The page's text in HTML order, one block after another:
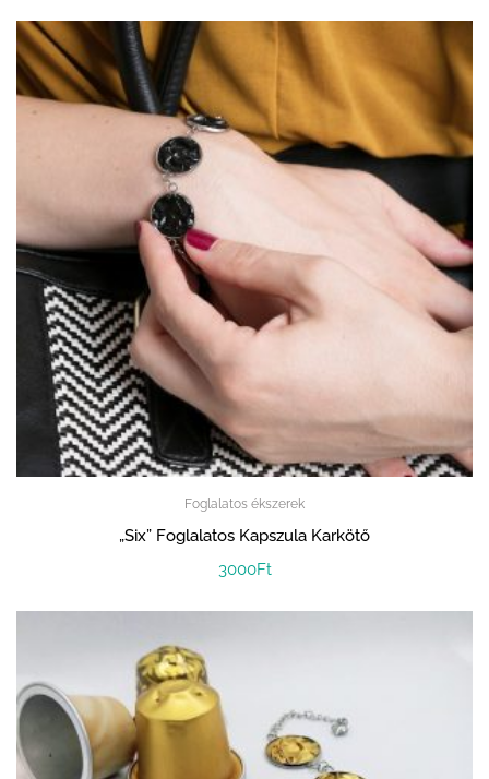
Foglalatos ékszerek
„Six” Foglalatos Kapszula Karkötő
3000Ft